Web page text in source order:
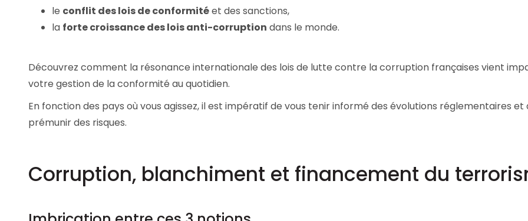
Prendre de meilleures
décisions ​et adopter les
bonnes stratégies​ grâce à
Les principes qui guident nos équipes et
nos engagements.
notre évaluation EcoVadis.
le conflit des lois de conformitéet des sanctions,
la forte croissance des lois anti-corruption dans le monde.
Découvrez comment la résonance internationale des lois de lutte contre la corruption françaises vient
votre gestion de la conformité au quotidien.
En fonction des pays où vous agissez, il est impératif de vous tenir informé des évolutions réglementaires et
prémunir des risques.
Corruption, blanchiment et financement du